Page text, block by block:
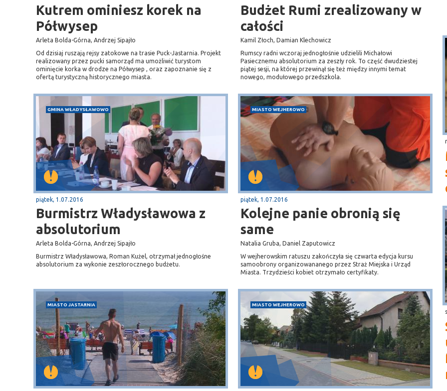
Kutrem ominiesz korek na
Półwysep
Arleta Bolda-Górna, Andrzej Sipajło
Od dzisiaj ruszają rejsy zatokowe na trasie Puck-Jastarnia. Projekt
realizowany przez pucki samorząd ma umożliwić turystom
ominięcie korka w drodze na Półwysep , oraz zapoznanie się z
ofertą turystyczną historycznego miasta.
Budżet Rumi zrealizowany w
całości
Kamil Złoch, Damian Klechowicz
Rumscy radni wczoraj jednogłośnie udzielili Michałowi
Pasiecznemu absolutorium za zeszły rok. To część dwudziestej
piątej sesji, na której przewinął się też między innymi temat
nowego, modułowego przedszkola.
GMINA WŁADYSŁAWOWO
piątek, 1.07.2016
Burmistrz Władysławowa z
absolutorium
Arleta Bolda-Górna, Andrzej Sipajło
Burmistrz Władysławowa, Roman Kużel, otrzymał jednogłośne
absolutorium za wykonie zeszłorocznego budżetu.
MIASTO WEJHEROWO
piątek, 1.07.2016
Kolejne panie obronią się
same
Natalia Gruba, Daniel Zaputowicz
W wejherowskim ratuszu zakończyła się czwarta edycja kursu
samoobrony organizowananego przez Straż Miejska i Urząd
Miasta. Trzydzieści kobiet otrzymało certyfikaty.
MIASTO JASTARNIA MIASTO WEJHEROWO